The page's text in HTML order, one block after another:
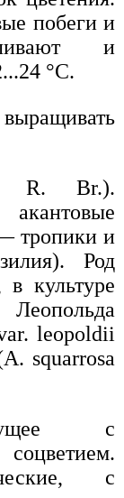
побеги и
и
°С.
R. Br.).
тропики и
Род
в культуре
Леопольда
leopoldii
squarrosa
с
с